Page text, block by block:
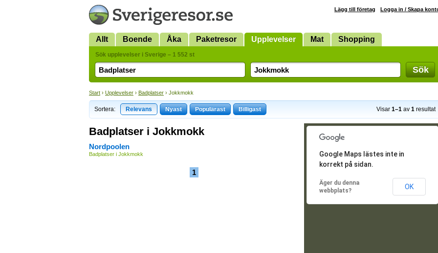
Lägg till företag Logga in / Skapa
Allt Boende Åka Paketresor Upplevelser Mat Shopping
Sök upplevelser i Sverige – 1 552 st
Sök
Start › Upplevelser › Badplatser › Jokkmokk
Sortera: Relevans Nyast Populärast Billigast Visar 1–1 av 1 resultat
Badplatser i Jokkmokk
Nordpoolen
Badplatser i Jokkmokk
1
Google Maps lästes inte in
korrekt på sidan.
Äger du denna
webbplats?
OK